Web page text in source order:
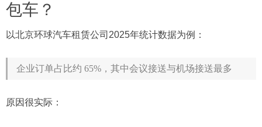
包车？
以北京环球汽车租赁公司2025年统计数据为例：
企业订单占比约 65%，其中会议接送与机场接送最多
原因很实际：